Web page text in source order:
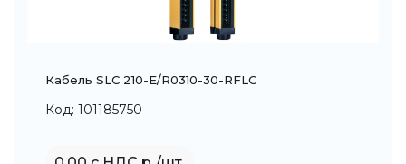
Кабель SLC 210-E/R0310-30-RFLC
Код: 101185750